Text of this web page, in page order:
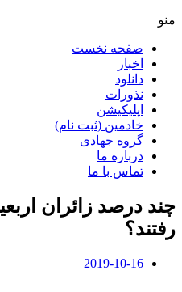
منو
صفحه نخست
اخبار
دانلود
نذورات
اپلیکیشن
خادمین (ثبت نام)
گروه جهادی
درباره ما
تماس با ما
چند درصد زائران
رفتند؟
2019-10-16